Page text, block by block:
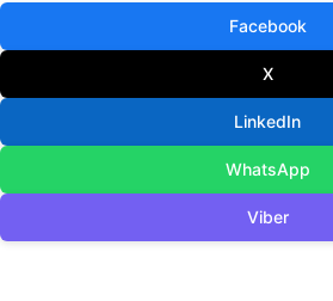
Facebook
X
LinkedIn
WhatsApp
Viber